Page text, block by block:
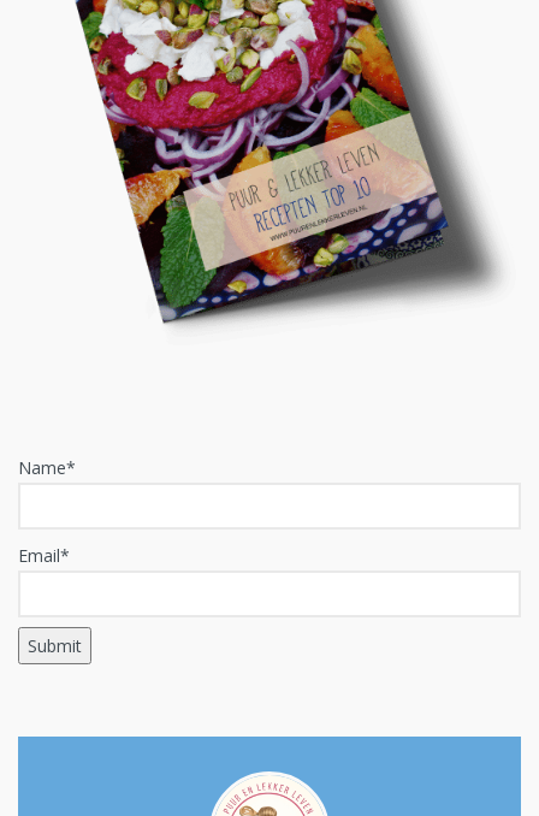
Name*
Email*